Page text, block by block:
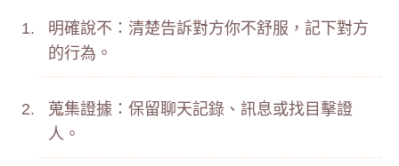
明確說不：清楚告訴對方你不舒服，記下對方
的行為。
蒐集證據：保留聊天記錄、訊息或找目擊證
人。